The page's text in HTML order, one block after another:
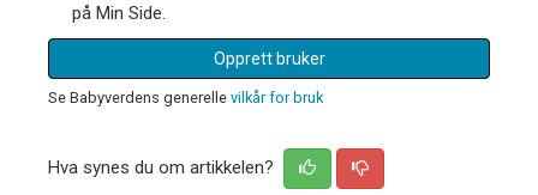
på Min Side.
Opprett bruker
Se Babyverdens generelle vilkår for bruk
Hva synes du om artikkelen?